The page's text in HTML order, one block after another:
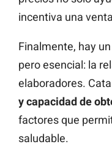
incentiva una
Finalmente, hay
pero esencial: la
elaboradores.
y capacidad de
factores que
saludable.